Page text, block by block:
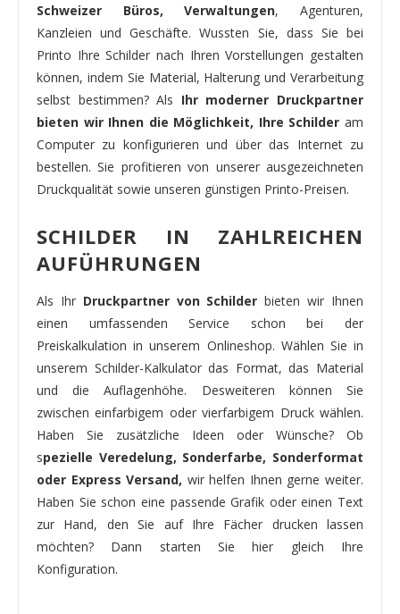
Schweizer Büros, Verwaltungen, Agenturen,
Kanzleien und Geschäfte. Wussten Sie, dass Sie bei
Printo Ihre Schilder nach Ihren Vorstellungen gestalten
können, indem Sie Material, Halterung und Verarbeitung
selbst bestimmen? Als Ihr moderner Druckpartner
bieten wir Ihnen die Möglichkeit, Ihre Schilder am
Computer zu konfigurieren und über das Internet zu
bestellen. Sie profitieren von unserer ausgezeichneten
Druckqualität sowie unseren günstigen Printo-Preisen.
SCHILDER IN ZAHLREICHEN
AUFÜHRUNGEN
Als Ihr Druckpartner von Schilderbieten wir Ihnen
einen umfassenden Service schon bei der
Preiskalkulation in unserem Onlineshop. Wählen Sie in
unserem Schilder-Kalkulator das Format, das Material
und die Auflagenhöhe. Desweiteren können Sie
zwischen einfarbigem oder vierfarbigem Druck wählen.
Haben Sie zusätzliche Ideen oder Wünsche? Ob
spezielle Veredelung, Sonderfarbe, Sonderformat
oder Express Versand, wir helfen Ihnen gerne weiter.
Haben Sie schon eine passende Grafik oder einen Text
zur Hand, den Sie auf Ihre Fächer drucken lassen
möchten? Dann starten Sie hier gleich Ihre
Konfiguration.